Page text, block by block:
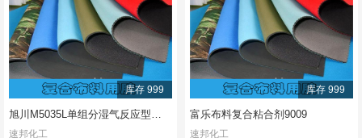
库存 999
速邦化工
库存 999
富乐布料复合粘合剂9009
速邦化工